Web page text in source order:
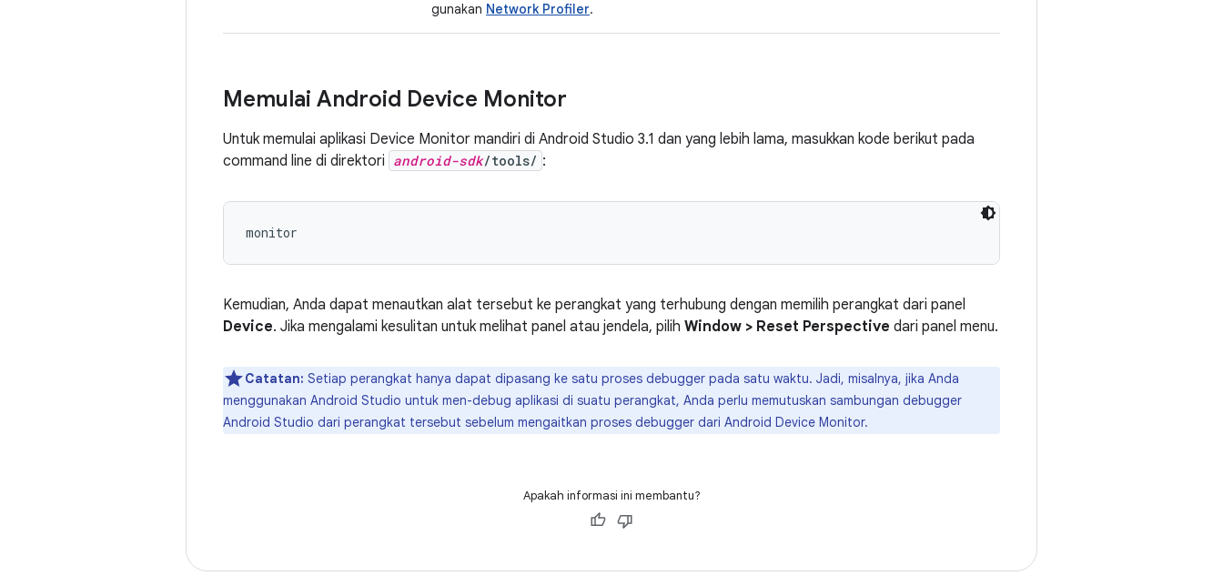
gunakan Network Profiler.
Memulai Android Device Monitor
Untuk memulai aplikasi Device Monitor mandiri di Android Studio 3.1 dan yang lebih lama, masukkan kode berikut pada
command line di direktori android-sdk/tools/ :
monitor
Kemudian, Anda dapat menautkan alat tersebut ke perangkat yang terhubung dengan memilih perangkat dari panel
Device. Jika mengalami kesulitan untuk melihat panel atau jendela, pilih Window > Reset Perspective dari panel menu.
Catatan: Setiap perangkat hanya dapat dipasang ke satu proses debugger pada satu waktu. Jadi, misalnya, jika Anda
menggunakan Android Studio untuk men-debug aplikasi di suatu perangkat, Anda perlu memutuskan sambungan debugger
Android Studio dari perangkat tersebut sebelum mengaitkan proses debugger dari Android Device Monitor.
Apakah informasi ini membantu?